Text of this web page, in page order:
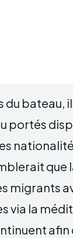
du bateau,
portés
que
migrants
via la